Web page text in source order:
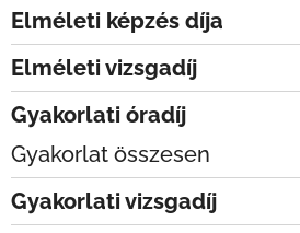
Elméleti képzés díja
Elméleti vizsgadíj
Gyakorlati óradíj
Gyakorlat összesen
Gyakorlati vizsgadíj